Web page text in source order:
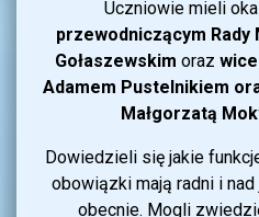
Uczniowie mieli
przewodniczącym
Gołaszewskim oraz
Adamem Pustelnikiem
Małgorzatą
Dowiedzieli się jakie
obowiązki mają radni i
obecnie. Mogli